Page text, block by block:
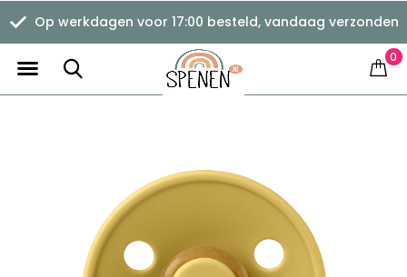
0
Op werkdagen voor 17:00 besteld, vandaag verzonden